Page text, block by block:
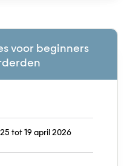
voor beginners
tot 19 april 2026